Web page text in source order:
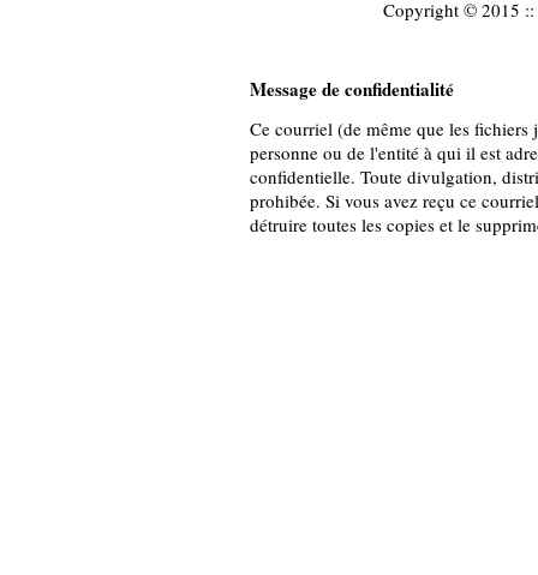
Copyright © 2015 ::
Message de confidentialité
Ce courriel (de même que les fichiers
personne ou de l'entité à qui il est
confidentielle. Toute divulgation,
prohibée. Si vous avez reçu ce
détruire toutes les copies et le